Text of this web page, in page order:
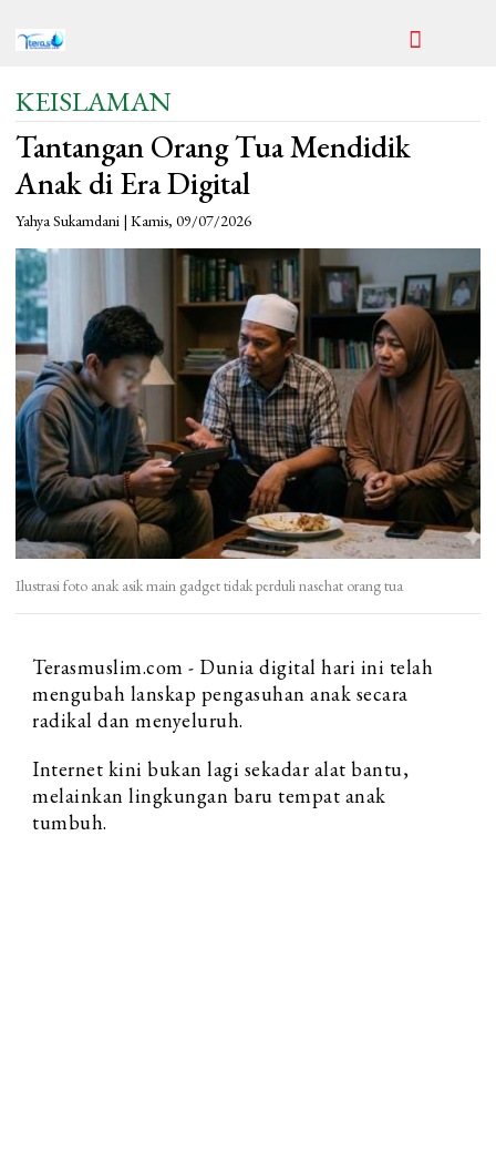
KEISLAMAN
Tantangan Orang Tua Mendidik
Anak di Era Digital
Yahya Sukamdani | Kamis, 09/07/2026
Ilustrasi foto anak asik main gadget tidak perduli nasehat orang tua
Terasmuslim.com - Dunia digital hari ini telah
mengubah lanskap pengasuhan anak secara
radikal dan menyeluruh.
Internet kini bukan lagi sekadar alat bantu,
melainkan lingkungan baru tempat anak
tumbuh.